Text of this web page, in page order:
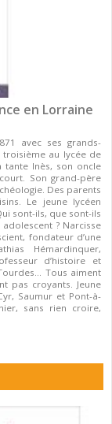
en Lorraine
avec ses grands-
au lycée de
tante Inès, son oncle
Son grand-père
Des parents
Le jeune lycéen
sont-ils, que sont-ils
? Narcisse
fondateur d’une
Hémardinquer,
d’histoire et
Tous aiment
pas croyants. Jeune
Saumur et Pont-à-
sans rien croire,